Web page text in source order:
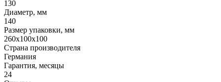
130
Диаметр, мм
140
Размер упаковки, мм
260x100x100
Страна производителя
Германия
Гарантия, месяцы
24